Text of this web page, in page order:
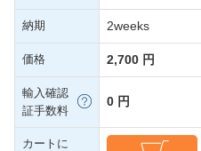
納期 2weeks
価格 2,700 円
輸入確認
証手数料
0 円
カートに